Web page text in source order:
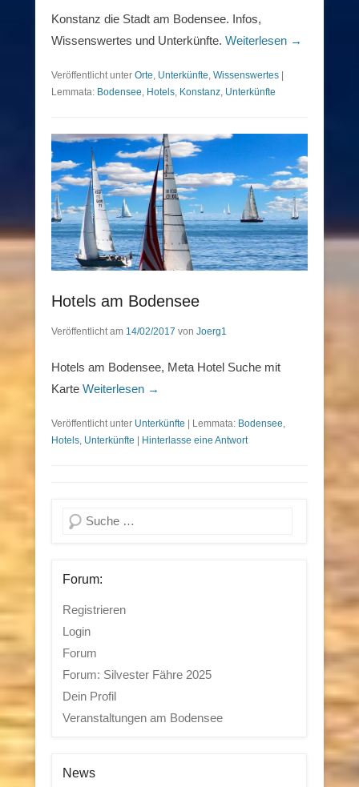
Konstanz die Stadt am Bodensee. Infos,
Wissenswertes und Unterkünfte. Weiterlesen →
Veröffentlicht unter Orte Unterkünfte Wissenswertes |
Lemmata: Bodensee Hotels Konstanz Unterkünfte
Hotels am Bodensee
Veröffentlicht am 14/02/2017 von Joerg1
Hotels am Bodensee, Meta Hotel Suche mit
Karte Weiterlesen →
Veröffentlicht unter Unterkünfte | Lemmata: Bodensee
Hotels Unterkünfte | Hinterlasse eine Antwort
Suchen
Forum:
Registrieren
Login
Forum
Forum: Silvester Fähre 2025
Dein Profil
Veranstaltungen am Bodensee
News